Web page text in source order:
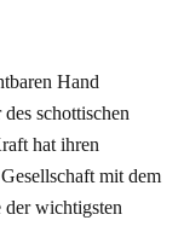
Hand
schottischen
hat ihren
mit dem
der wichtigsten